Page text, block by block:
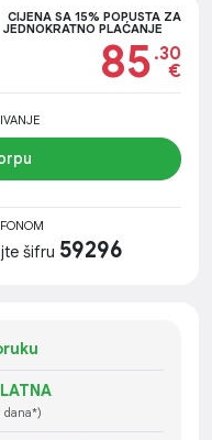
CIJENA SA 15% POPUSTA ZA
JEDNOKRATNO PLAĆANJE
85 .30
€
šifru 59296
dana*)